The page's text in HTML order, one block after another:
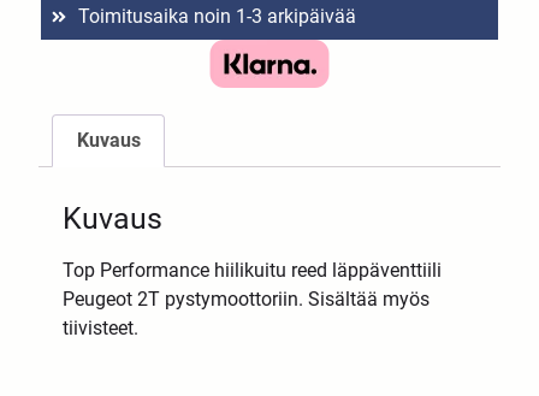
Toimitusaika noin 1-3 arkipäivää
Kuvaus
Kuvaus
Top Performance hiilikuitu reed läppäventtiili
Peugeot 2T pystymoottoriin. Sisältää myös
tiivisteet.